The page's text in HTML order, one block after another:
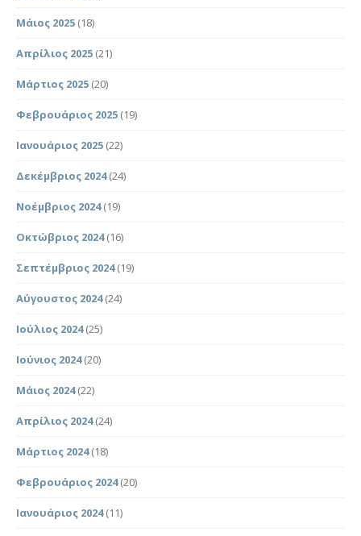
Μάιος 2025 (18)
Απρίλιος 2025 (21)
Μάρτιος 2025 (20)
Φεβρουάριος 2025 (19)
Ιανουάριος 2025 (22)
Δεκέμβριος 2024(24)
Νοέμβριος 2024(19)
Οκτώβριος 2024(16)
Σεπτέμβριος 2024(19)
Αύγουστος 2024(24)
Ιούλιος 2024(25)
Ιούνιος 2024(20)
Μάιος 2024(22)
Απρίλιος 2024(24)
Μάρτιος 2024(18)
Φεβρουάριος 2024(20)
Ιανουάριος 2024(11)